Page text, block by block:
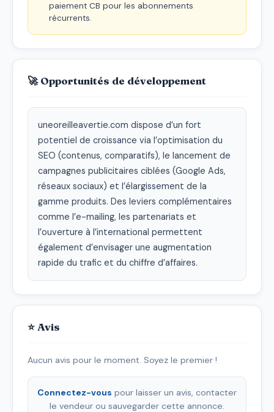
paiement CB pour les abonnements
récurrents.
🚀 Opportunités de développement
uneoreilleavertie.com dispose d’un fort
potentiel de croissance via l’optimisation du
SEO (contenus, comparatifs), le lancement de
campagnes publicitaires ciblées (Google Ads,
réseaux sociaux) et l’élargissement de la
gamme produits. Des leviers complémentaires
comme l’e-mailing, les partenariats et
l’ouverture à l’international permettent
également d’envisager une augmentation
rapide du trafic et du chiffre d’affaires.
⭐ Avis
Aucun avis pour le moment. Soyez le premier !
Connectez-vous pour laisser un avis, contacter
le vendeur ou sauvegarder cette annonce.